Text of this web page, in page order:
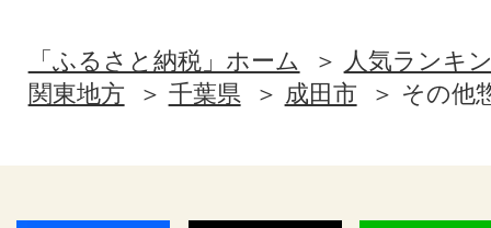
「ふるさと納税」ホーム
人気ランキ
関東地方
千葉県 成田市 その他